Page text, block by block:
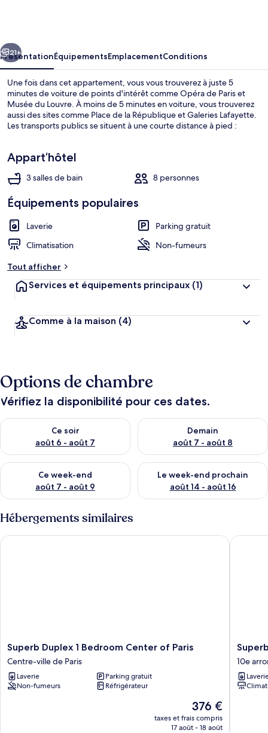
Center
of
Paris
Appartement | Espace de travail
Suivant
21+
PrésentationÉquipementsEmplacementConditions
Une fois dans cet appartement, vous vous trouverez à juste 5
minutes de voiture de points d'intérêt comme Opéra de Paris et
Musée du Louvre. À moins de 5 minutes en voiture, vous trouverez
aussi des sites comme Place de la République et Galeries Lafayette.
Les transports publics se situent à une courte distance à pied :
Appart’hôtel
3 salles de bain 8 personnes
Équipements populaires
Laverie
Parking gratuit
Climatisation
Non-fumeurs
Tout afficher
Services et équipements principaux (1)
Comme à la maison (4)
Options de chambre
Vérifiez la disponibilité pour ces dates.
Ce soir
août 6 - août 7
Vérifier la disponibilité pour ce soir août 6 - août 7
Demain
août 7 - août 8
Vérifier la disponibilité pour
Ce week-end
août 7 - août 9
Vérifier la disponibilité pour ce week-end août 7 - août 9
Le week-end prochain
août 14 - août 16
Vérifier la disponibilité pour
Hébergements similaires
Superb
Duplex
1
Bedroom
Center
Superb Duplex 1 Bedroom Center of Paris
Centre-ville de Paris
Laverie
Parking gratuit
Non-fumeurs
Réfrigérateur
Le
nouveau
prix
376 €
taxes et frais compris
17 août - 18 août
Superb Duplex 1 Bedroom Center of Paris
Superb
2
Center
10e
Superb